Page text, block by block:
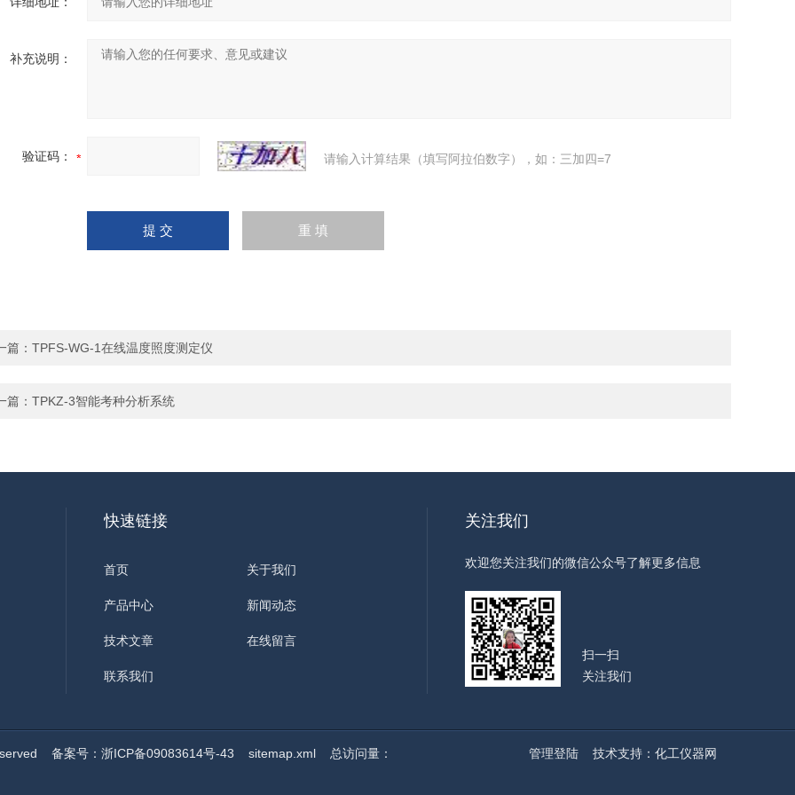
补充说明：
验证码： 请输入计算结果（填写阿拉伯数字），如：三加四=7
篇： TPFS-WG-1在线温度照度测定仪
篇： TPKZ-3智能考种分析系统
快速链接
首页 关于我们
产品中心 新闻动态
技术文章 在线留言
联系我们
关注我们
欢迎您关注我们的微信公众号了解更多信息
扫一扫
关注我们
备案号：浙ICP备09083614号-43 sitemap.xml 总访问量： 管理登陆 技术支持： 化工仪器网